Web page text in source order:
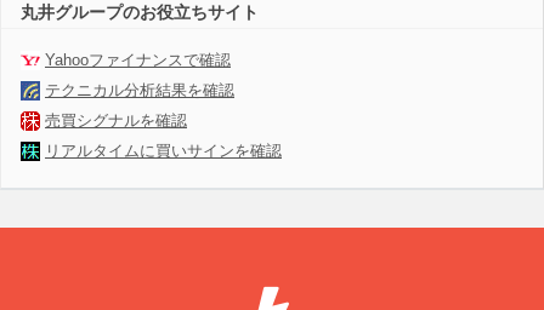
丸井グループのお役立ちサイト
Yahooファイナンスで確認
テクニカル分析結果を確認
売買シグナルを確認
リアルタイムに買いサインを確認